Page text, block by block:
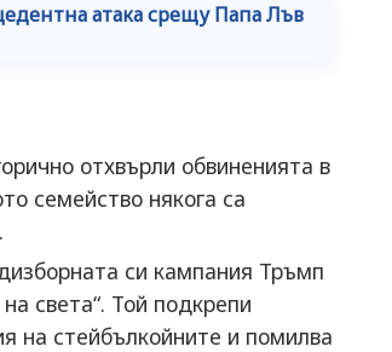
атака срещу Папа Лъв
отхвърли обвиненията в
семейство някога са
си кампания Тръмп
света“. Той подкрепи
на стейбълкойните и помилва